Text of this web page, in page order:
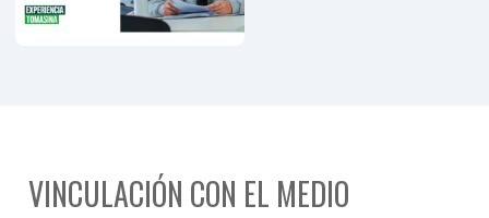
VINCULACIÓN CON EL MEDIO